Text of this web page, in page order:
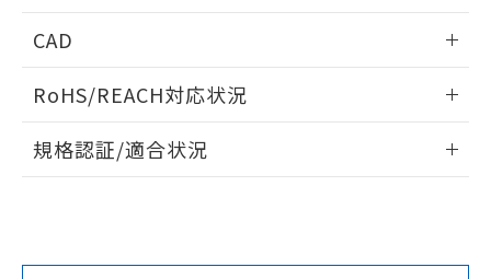
CAD
ドすることができます。
ログイン/会員登録
ダウンロードデータをご利用いただく前に、以下を必ずお読
RoHS/REACH対応状況
EU RoHS 注意事項・凡例
規格認証/適合状況